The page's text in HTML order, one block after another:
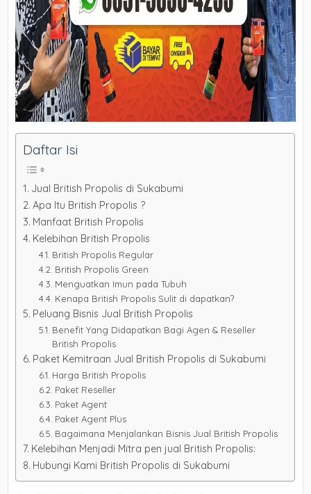
Daftar Isi
Jual British Propolis di Sukabumi
Apa Itu British Propolis ?
Manfaat British Propolis
Kelebihan British Propolis
British Propolis Regular
British Propolis Green
Menguatkan Imun pada Tubuh
Kenapa British Propolis Sulit di dapatkan?
Peluang Bisnis Jual British Propolis
Benefit Yang Didapatkan Bagi Agen & Reseller
British Propolis
Paket Kemitraan Jual British Propolis di Sukabumi
Harga British Propolis
Paket Reseller
Paket Agent
Paket Agent Plus
Bagaimana Menjalankan Bisnis Jual British Propolis
Kelebihan Menjadi Mitra pen jual British Propolis:
Hubungi Kami British Propolis di Sukabumi